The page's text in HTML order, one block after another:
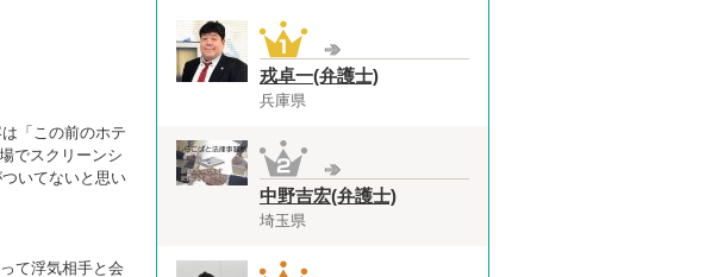
「この前のホテ
でスクリーンシ
いてないと思い
て浮気相手と会
戎卓一(弁護士)
兵庫県
中野吉宏(弁護士)
埼玉県